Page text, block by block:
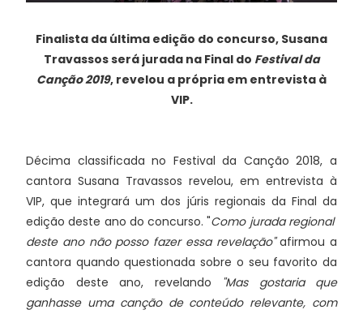
Finalista da última edição do concurso, Susana
Travassos será jurada na Final do Festival da
Canção 2019, revelou a própria em entrevista à
VIP.
Décima classificada no Festival da Canção 2018, a
cantora Susana Travassos revelou, em entrevista à
VIP, que integrará um dos júris regionais da Final da
edição deste ano do concurso. "Como jurada regional
deste ano não posso fazer essa revelação"afirmou a
cantora quando questionada sobre o seu favorito da
edição deste ano, revelando "Mas gostaria que
ganhasse uma canção de conteúdo relevante, com